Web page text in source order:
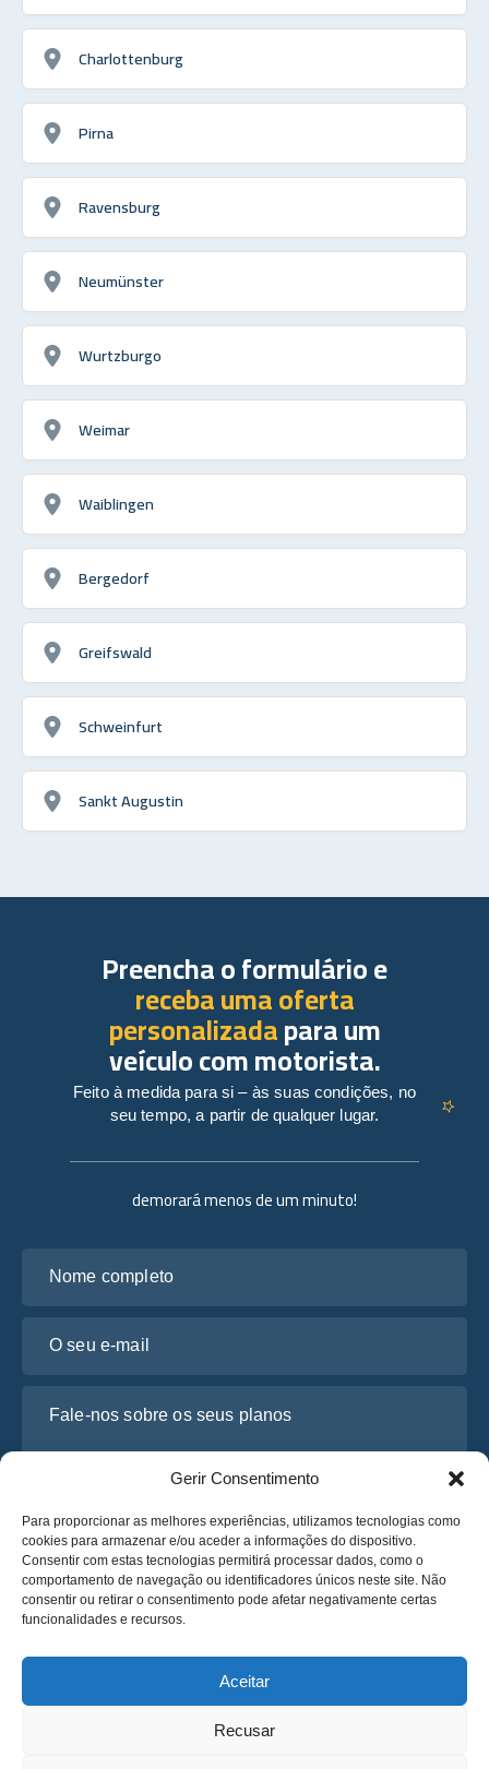
Gerir Consentimento
Para proporcionar as melhores experiências, utilizamos tecnologias como
cookies para armazenar e/ou aceder a informações do dispositivo.
Consentir com estas tecnologias permitirá processar dados, como o
comportamento de navegação ou identificadores únicos neste site. Não
consentir ou retirar o consentimento pode afetar negativamente certas
funcionalidades e recursos.
Aceitar
Recusar
Charlottenburg
Pirna
Ravensburg
Neumünster
Wurtzburgo
Weimar
Waiblingen
Bergedorf
Greifswald
Schweinfurt
Sankt Augustin
demorará menos de um minuto!
Li e concordo com a
Obtenha um Orçamento
Obtenha um Orçamento
Preencha o formulário e
receba uma oferta
personalizadapara um
veículo com motorista.
Feito à medida para si – às suas condições, no
seu tempo, a partir de qualquer lugar.